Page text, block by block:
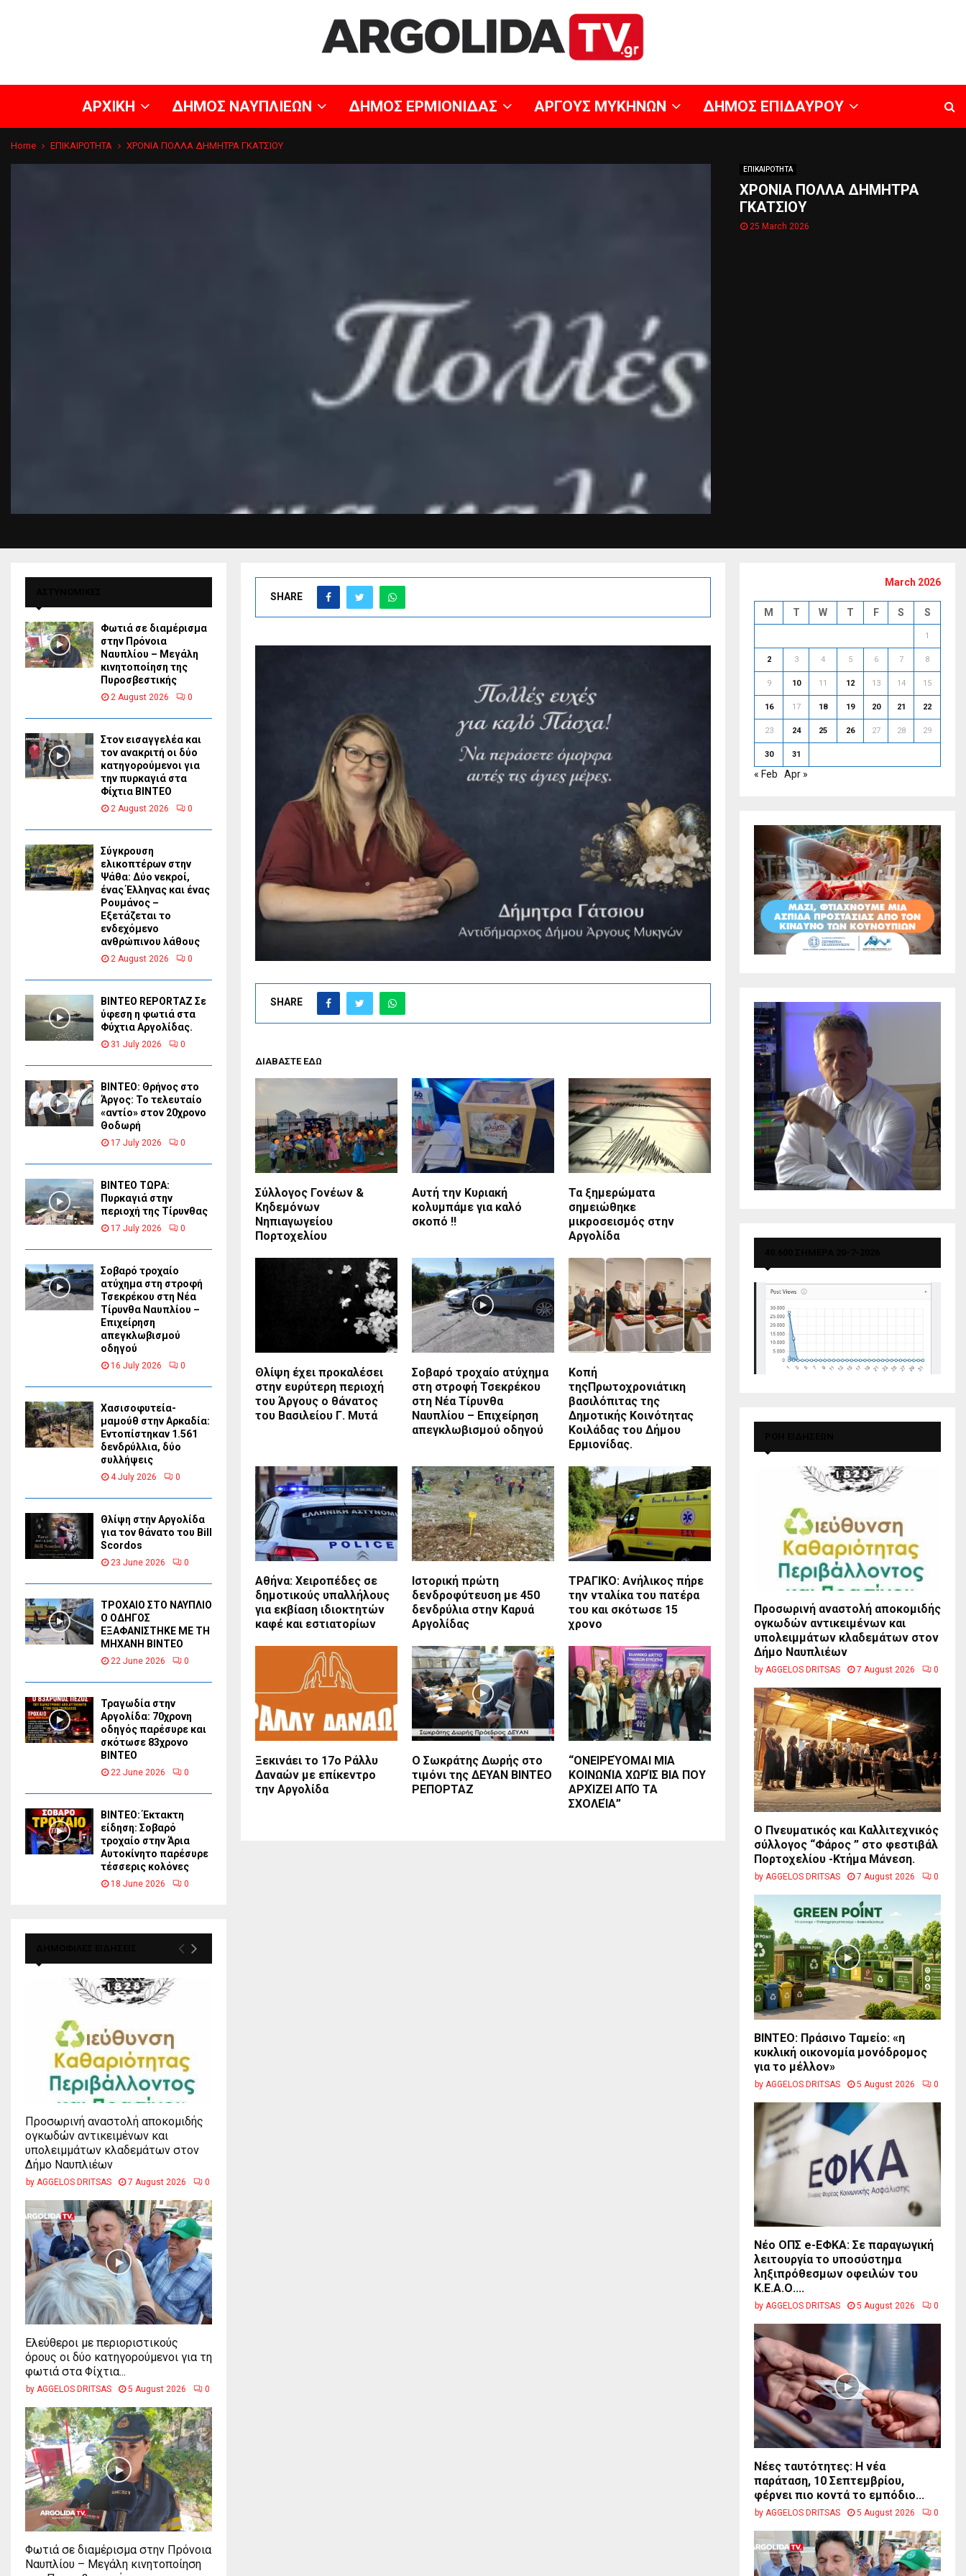
ΑΡΧΙΚΗ ΔΗΜΟΣ ΝΑΥΠΛΙΕΩΝ ΔΗΜΟΣ ΕΡΜΙΟΝΙΔΑΣ ΑΡΓΟΥΣ ΜΥΚΗΝΩΝ ΔΗΜΟΣ ΕΠΙΔΑΥΡΟΥ
Home ΕΠΙΚΑΙΡΟΤΗΤΑ ΧΡΟΝΙΑ ΠΟΛΛΑ ΔΗΜΗΤΡΑ ΓΚΑΤΣΙΟΥ
ΕΠΙΚΑΙΡΟΤΗΤΑ
ΧΡΟΝΙΑ ΠΟΛΛΑ ΔΗΜΗΤΡΑ
ΓΚΑΤΣΙΟΥ
25 March 2026
SHARE
SHARE
ΔΙΑΒΑΣΤΕ ΕΔΩ
Σύλλογος Γονέων &
Κηδεμόνων
Νηπιαγωγείου
Πορτοχελίου
Αυτή την Κυριακή
κολυμπάμε για καλό
σκοπό !!
Τα ξημερώματα
σημειώθηκε
μικροσεισμός στην
Αργολίδα
Θλίψη έχει προκαλέσει
στην ευρύτερη περιοχή
του Άργους ο θάνατος
του Βασιλείου Γ. Μυτά
Σοβαρό τροχαίο ατύχημα
στη στροφή Τσεκρέκου
στη Νέα Τίρυνθα
Ναυπλίου – Επιχείρηση
απεγκλωβισμού οδηγού
Κοπή
τηςΠρωτοχρονιάτικη
βασιλόπιτας της
Δημοτικής Κοινότητας
Κοιλάδας του Δήμου
Ερμιονίδας.
Αθήνα: Χειροπέδες σε
δημοτικούς υπαλλήλους
για εκβίαση ιδιοκτητών
καφέ και εστιατορίων
Ιστορική πρώτη
δενδροφύτευση με 450
δενδρύλια στην Καρυά
Αργολίδας
ΤΡΑΓΙΚΟ: Ανήλικος πήρε
την νταλίκα του πατέρα
του και σκότωσε 15
χρονο
Ξεκινάει το 17ο Ράλλυ
Δαναών με επίκεντρο
την Αργολίδα
Ο Σωκράτης Δωρής στο
τιμόνι της ΔΕΥΑΝ ΒΙΝΤΕΟ
ΡΕΠΟΡΤΑΖ
“ΟΝΕΙΡΕΎΟΜΑΙ ΜΙΑ
ΚΟΙΝΩΝΊΑ ΧΩΡΊΣ ΒΙΑ ΠΟΥ
ΑΡΧΊΖΕΙ ΑΠΌ ΤΑ
ΣΧΟΛΕΊΑ”
Φωτιά σε διαμέρισμα
στην Πρόνοια
Ναυπλίου – Μεγάλη
κινητοποίηση της
Πυροσβεστικής
2 August 2026 0
Στον εισαγγελέα και
τον ανακριτή οι δύο
κατηγορούμενοι για
την πυρκαγιά στα
Φίχτια ΒΙΝΤΕΟ
2 August 2026 0
Σύγκρουση
ελικοπτέρων στην
Ψάθα: Δύο νεκροί,
ένας Έλληνας και ένας
Ρουμάνος –
Εξετάζεται το
ενδεχόμενο
ανθρώπινου λάθους
2 August 2026 0
BINTEO REPORTAZ Σε
ύφεση η φωτιά στα
Φύχτια Αργολίδας.
31 July 2026 0
ΒΙΝΤΕΟ: Θρήνος στο
Άργος: Το τελευταίο
«αντίο» στον 20χρονο
Θοδωρή
17 July 2026 0
ΒΙΝΤΕΟ ΤΩΡΑ:
Πυρκαγιά στην
περιοχή της Τίρυνθας
17 July 2026 0
Σοβαρό τροχαίο
ατύχημα στη στροφή
Τσεκρέκου στη Νέα
Τίρυνθα Ναυπλίου –
Επιχείρηση
απεγκλωβισμού
οδηγού
16 July 2026 0
Χασισοφυτεία-
μαμούθ στην Αρκαδία:
Εντοπίστηκαν 1.561
δενδρύλλια, δύο
συλλήψεις
4 July 2026 0
Θλίψη στην Αργολίδα
για τον θάνατο του Bill
Scordos
23 June 2026 0
ΤΡΟΧΑΙΟ ΣΤΟ ΝΑΥΠΛΙΟ
Ο ΟΔΗΓΟΣ
ΕΞΑΦΑΝΙΣΤΗΚΕ ΜΕ ΤΗ
ΜΗΧΑΝΗ ΒΙΝΤΕΟ
22 June 2026 0
Τραγωδία στην
Αργολίδα: 70χρονη
οδηγός παρέσυρε και
σκότωσε 83χρονο
ΒΙΝΤΕΟ
22 June 2026 0
ΒΙΝΤΕΟ: Έκτακτη
είδηση: Σοβαρό
τροχαίο στην Άρια
Αυτοκίνητο παρέσυρε
τέσσερις κολόνες
18 June 2026 0
Προσωρινή αναστολή αποκομιδής
ογκωδών αντικειμένων και
υπολειμμάτων κλαδεμάτων στον
Δήμο Ναυπλιέων
by AGGELOS DRITSAS 7 August 2026 0
Ελεύθεροι με περιοριστικούς
όρους οι δύο κατηγορούμενοι για τη
φωτιά στα Φίχτια...
by AGGELOS DRITSAS 5 August 2026 0
Φωτιά σε διαμέρισμα στην Πρόνοια
Ναυπλίου – Μεγάλη κινητοποίηση
March 2026
M T W T F S S
1
2 3 4 5 6 7 8
9 10 11 12 13 14 15
16 17 18 19 20 21 22
23 24 25 26 27 28 29
30 31
« Feb Apr »
Προσωρινή αναστολή αποκομιδής
ογκωδών αντικειμένων και
υπολειμμάτων κλαδεμάτων στον
Δήμο Ναυπλιέων
by AGGELOS DRITSAS 7 August 2026 0
Ο Πνευματικός και Καλλιτεχνικός
σύλλογος “Φάρος ” στο φεστιβάλ
Πορτοχελίου -Κτήμα Μάνεση.
by AGGELOS DRITSAS 7 August 2026 0
BINTEO: Πράσινο Ταμείο: «η
κυκλική οικονομία μονόδρομος
για το μέλλον»
by AGGELOS DRITSAS 5 August 2026 0
Νέο ΟΠΣ e-ΕΦΚΑ: Σε παραγωγική
λειτουργία το υποσύστημα
ληξιπρόθεσμων οφειλών του
Κ.Ε.Α.Ο....
by AGGELOS DRITSAS 5 August 2026 0
Νέες ταυτότητες: Η νέα
παράταση, 10 Σεπτεμβρίου,
φέρνει πιο κοντά το εμπόδιο...
by AGGELOS DRITSAS 5 August 2026 0